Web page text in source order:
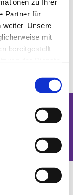
zu Ihrer
Partner für
weiter. Unsere
mit
bereitgestellt